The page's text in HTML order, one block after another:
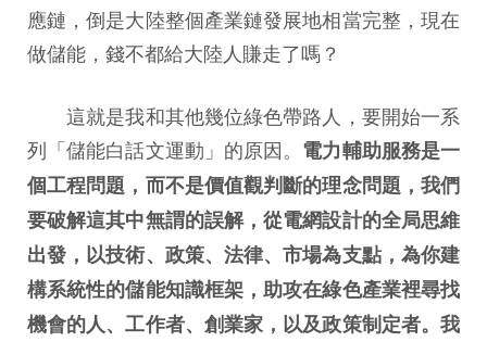
應鏈，倒是大陸整個產業鏈發展地相當完整，現在
做儲能，錢不都給大陸人賺走了嗎？
這就是我和其他幾位綠色帶路人，要開始一系
列「儲能白話文運動」的原因。 電力輔助服務是一
個工程問題，而不是價值觀判斷的理念問題，我們
要破解這其中無謂的誤解，從電網設計的全局思維
出發，以技術、政策、法律、市場為支點，為你建
構系統性的儲能知識框架，助攻在綠色產業裡尋找
機會的人、工作者、創業家，以及政策制定者。我